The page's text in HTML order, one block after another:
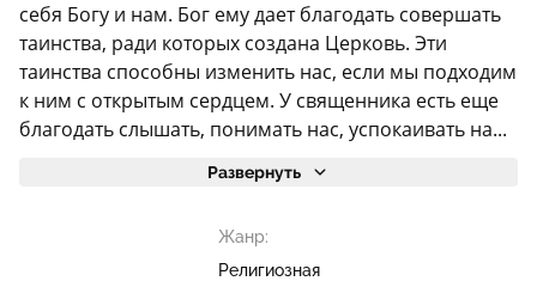
себя Богу и нам. Бог ему дает благодать совершать
таинства, ради которых создана Церковь. Эти
таинства способны изменить нас, если мы подходим
к ним с открытым сердцем. У священника есть еще
благодать слышать, понимать нас, успокаивать на...
Развернуть
Жанр:
Религиозная